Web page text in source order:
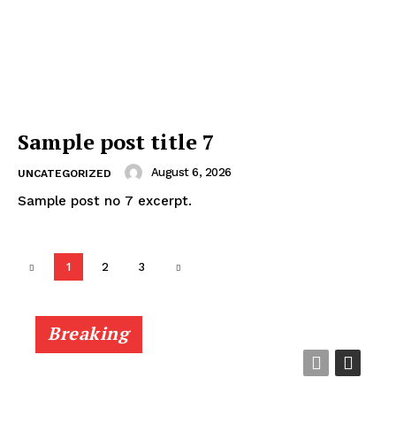
Sample post title 7
UNCATEGORIZED August 6, 2026
Sample post no 7 excerpt.
1 2 3
Breaking